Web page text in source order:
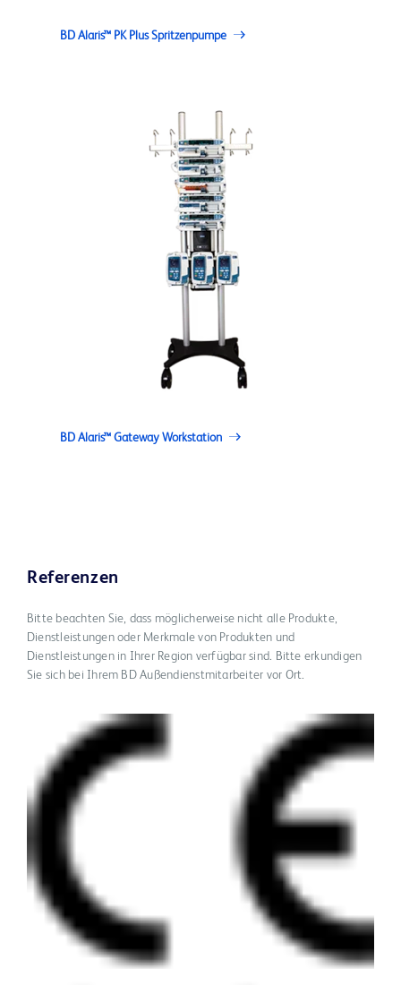
BD Alaris™ PK Plus Spritzenpumpe
BD Alaris™ Gateway Workstation
Referenzen
Bitte beachten Sie, dass möglicherweise nicht alle Produkte,
Dienstleistungen oder Merkmale von Produkten und
Dienstleistungen in Ihrer Region verfügbar sind. Bitte erkundigen
Sie sich bei Ihrem BD Außendienstmitarbeiter vor Ort.